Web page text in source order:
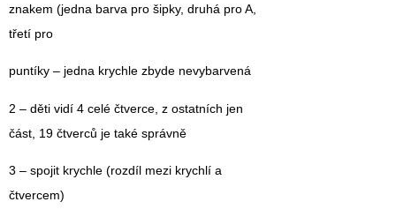
znakem (jedna barva pro šipky, druhá pro A,
třetí pro
puntíky – jedna krychle zbyde nevybarvená
2 – děti vidí 4 celé čtverce, z ostatních jen
část, 19 čtverců je také správně
3 – spojit krychle (rozdíl mezi krychlí a
čtvercem)